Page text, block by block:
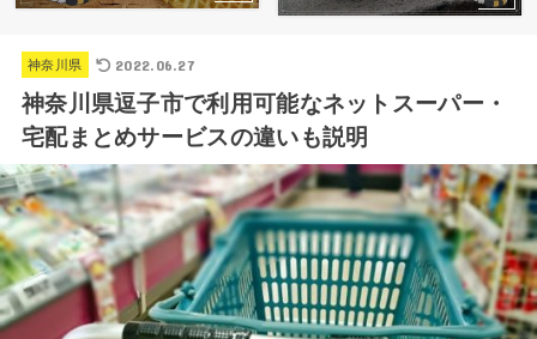
神奈川県 2022.06.27
神奈川県逗子市で利用可能なネットスーパー・
宅配まとめサービスの違いも説明